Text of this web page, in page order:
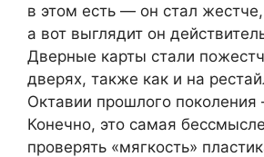
в этом есть — он стал
а вот выглядит он
Дверные карты стали
дверях, также как и на
Октавии прошлого
Конечно, это самая
проверять «мягкость»